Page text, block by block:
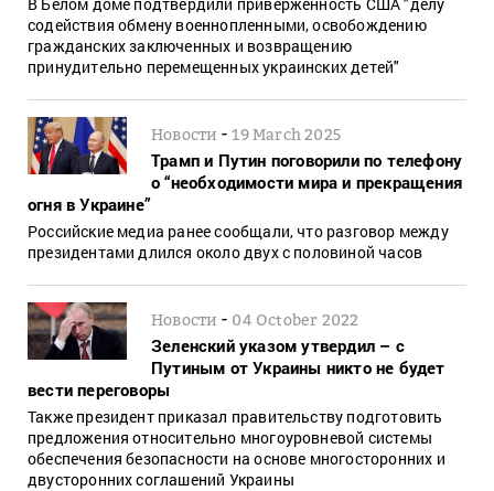
содействия обмену военнопленными, освобождению
гражданских заключенных и возвращению
принудительно перемещенных украинских детей"
Новости -19 March 2025
Трамп и Путин поговорили по телефону
о “необходимости мира и прекращения
огня в Украине”
Российские медиа ранее сообщали, что разговор между
президентами длился около двух с половиной часов
Новости - 04 October 2022
Зеленский указом утвердил – с
Путиным от Украины никто не будет
вести переговоры
Также президент приказал правительству подготовить
предложения относительно многоуровневой системы
обеспечения безопасности на основе многосторонних и
двусторонних соглашений Украины